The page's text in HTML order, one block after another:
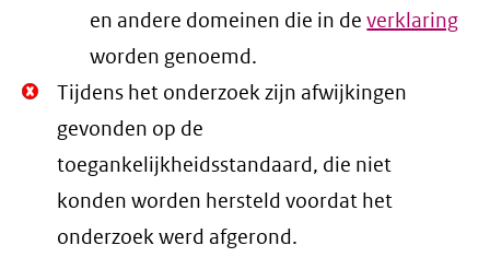
en andere domeinen die in deverklaring
worden genoemd.
Niet
Oké.
Tijdens het onderzoek zijn afwijkingen
gevonden op de
toegankelijkheidsstandaard, die niet
konden worden hersteld voordat het
onderzoek werd afgerond.